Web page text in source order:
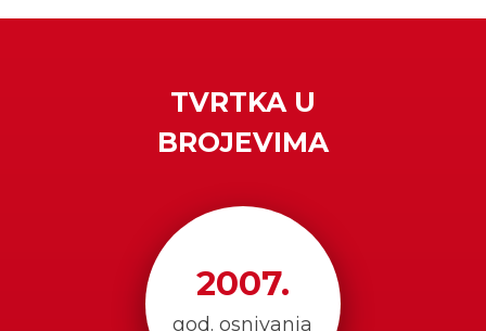
TVRTKA U
BROJEVIMA
2007.
god. osnivanja